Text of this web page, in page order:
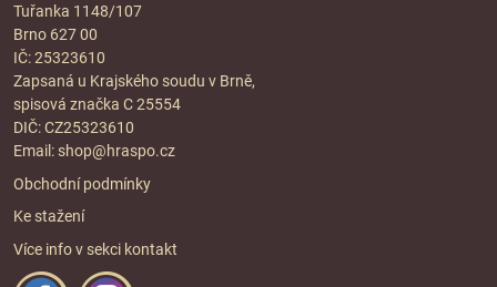
Tuřanka 1148/107
Brno 627 00
IČ: 25323610
Zapsaná u Krajského soudu v Brně,
spisová značka C 25554
DIČ: CZ25323610
Email: shop@hraspo.cz
Obchodní podmínky
Ke stažení
Více info v sekci kontakt